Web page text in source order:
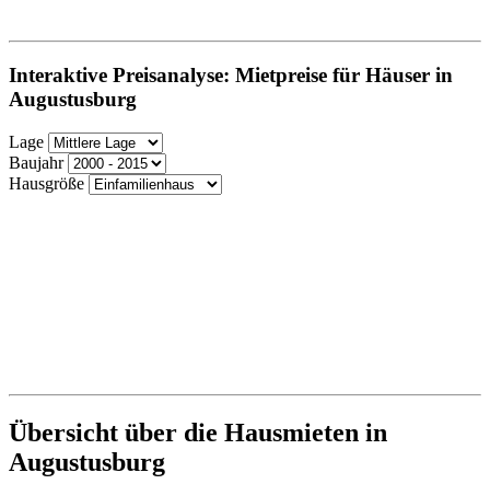
Interaktive Preisanalyse: Mietpreise für Häuser in
Augustusburg
Lage
Baujahr
Hausgröße
Übersicht über die Hausmieten in
Augustusburg